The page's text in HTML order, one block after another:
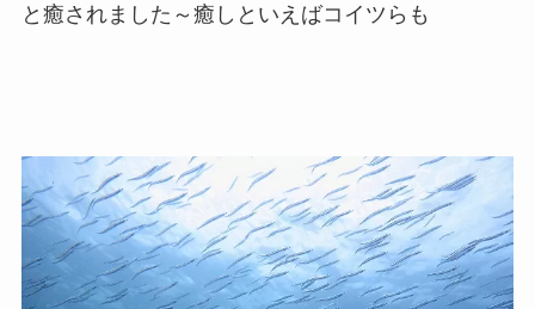
と癒されました～癒しといえばコイツらも